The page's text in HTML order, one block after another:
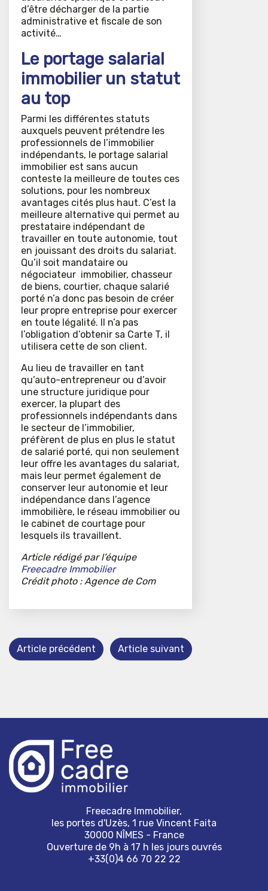
d’être décharger de la partie
administrative et fiscale de son
activité…
Le portage salarial
immobilier un statut
au top
Parmi les différentes statuts
auxquels peuvent prétendre les
professionnels de l’immobilier
indépendants, le portage salarial
immobilier est sans aucun
conteste la meilleure de toutes ces
solutions, pour les nombreux
avantages cités plus haut. C’est la
meilleure alternative qui permet au
prestataire indépendant de
travailler en toute autonomie, tout
en jouissant des droits du salariat.
Qu’il soit mandataire ou
négociateur immobilier, chasseur
de biens, courtier, chaque salarié
porté n’a donc pas besoin de créer
leur propre entreprise pour exercer
en toute légalité. Il n’a pas
l’obligation d’obtenir sa Carte T, il
utilisera cette de son client.
Au lieu de travailler en tant
qu’auto-entrepreneur ou d’avoir
une structure juridique pour
exercer, la plupart des
professionnels indépendants dans
le secteur de l’immobilier,
préfèrent de plus en plus le statut
de salarié porté, qui non seulement
leur offre les avantages du salariat,
mais leur permet également de
conserver leur autonomie et leur
indépendance dans l’agence
immobilière, le réseau immobilier ou
le cabinet de courtage pour
lesquels ils travaillent.
Article rédigé par l’équipe
Freecadre Immobilier
Crédit photo : Agence de Com
Article précédent Article suivant
Freecadre Immobilier,
les portes d'Uzès, 1 rue Vincent Faita
30000 NÎMES - France
Ouverture de 9h à 17 h les jours ouvrés
+33(0)4 66 70 22 22